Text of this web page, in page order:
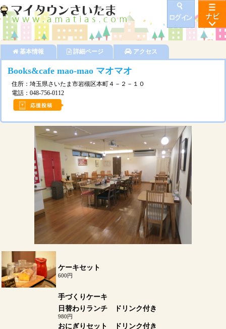
基本情報 詳細ページ アクセス
Books&cafe mao-mao マオマオ
住所：埼玉県さいたま市岩槻区本町４－２－１０
電話：048-756-0112
ケーキセット
600円
手づくりケーキ
日替わりランチ ドリンク付き
980円
おにぎりセット ドリンク付き